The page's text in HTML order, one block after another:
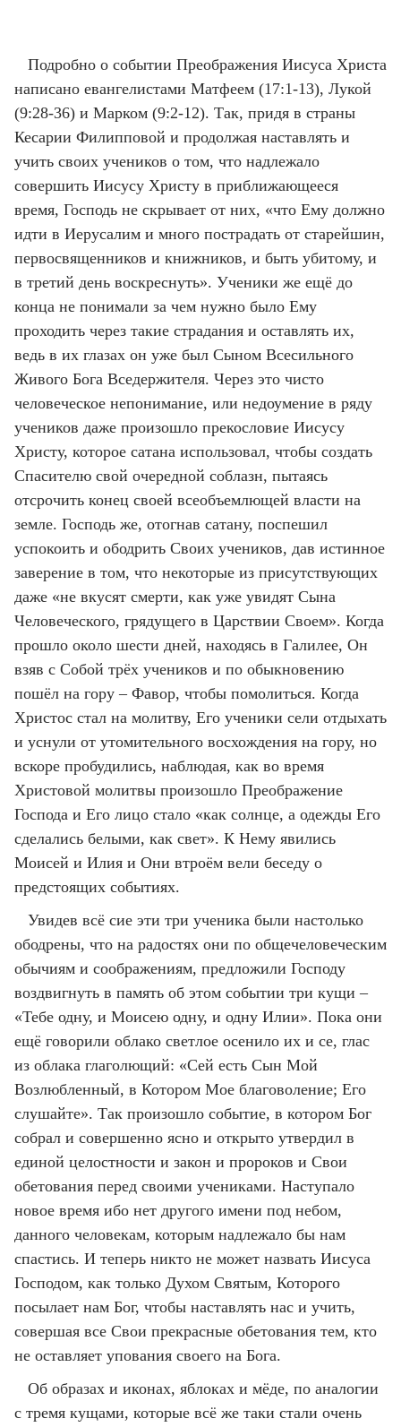
Подробно о событии Преображения Иисуса Христа
написано евангелистами Матфеем (17:1-13), Лукой
(9:28-36) и Марком (9:2-12). Так, придя в страны
Кесарии Филипповой и продолжая наставлять и
учить своих учеников о том, что надлежало
совершить Иисусу Христу в приближающееся
время, Господь не скрывает от них, «что Ему должно
идти в Иерусалим и много пострадать от старейшин,
первосвященников и книжников, и быть убитому, и
в третий день воскреснуть». Ученики же ещё до
конца не понимали за чем нужно было Ему
проходить через такие страдания и оставлять их,
ведь в их глазах он уже был Сыном Всесильного
Живого Бога Вседержителя. Через это чисто
человеческое непонимание, или недоумение в ряду
учеников даже произошло прекословие Иисусу
Христу, которое сатана использовал, чтобы создать
Спасителю свой очередной соблазн, пытаясь
отсрочить конец своей всеобъемлющей власти на
земле. Господь же, отогнав сатану, поспешил
успокоить и ободрить Своих учеников, дав истинное
заверение в том, что некоторые из присутствующих
даже «не вкусят смерти, как уже увидят Сына
Человеческого, грядущего в Царствии Своем». Когда
прошло около шести дней, находясь в Галилее, Он
взяв с Собой трёх учеников и по обыкновению
пошёл на гору – Фавор, чтобы помолиться. Когда
Христос стал на молитву, Его ученики сели отдыхать
и уснули от утомительного восхождения на гору, но
вскоре пробудились, наблюдая, как во время
Христовой молитвы произошло Преображение
Господа и Его лицо стало «как солнце, а одежды Его
сделались белыми, как свет». К Нему явились
Моисей и Илия и Они втроём вели беседу о
предстоящих событиях.
Увидев всё сие эти три ученика были настолько
ободрены, что на радостях они по общечеловеческим
обычиям и соображениям, предложили Господу
воздвигнуть в память об этом событии три кущи –
«Тебе одну, и Моисею одну, и одну Илии». Пока они
ещё говорили облако светлое осенило их и се, глас
из облака глаголющий: «Сей есть Сын Мой
Возлюбленный, в Котором Мое благоволение; Его
слушайте». Так произошло событие, в котором Бог
собрал и совершенно ясно и открыто утвердил в
единой целостности и закон и пророков и Свои
обетования перед своими учениками. Наступало
новое время ибо нет другого имени под небом,
данного человекам, которым надлежало бы нам
спастись. И теперь никто не может назвать Иисуса
Господом, как только Духом Святым, Которого
посылает нам Бог, чтобы наставлять нас и учить,
совершая все Свои прекрасные обетования тем, кто
не оставляет упования своего на Бога.
Об образах и иконах, яблоках и мёде, по аналогии
с тремя кущами, которые всё же таки стали очень